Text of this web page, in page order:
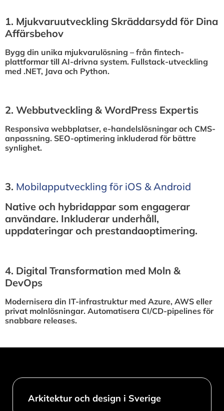
1.⁠ ⁠Mjukvaruutveckling Skräddarsydd för Dina
Affärsbehov
Bygg din unika mjukvarulösning – från fintech-
plattformar till AI-drivna system. Fullstack-utveckling
med .NET, Java och Python.
2.⁠ ⁠Webbutveckling & WordPress Expertis
Responsiva webbplatser, e-handelslösningar och CMS-
anpassning. SEO-optimering inkluderad för bättre
synlighet.
3.⁠ ⁠Mobilapputveckling för iOS & Android
Native och hybridappar som engagerar
användare. Inkluderar underhåll,
uppdateringar och prestandaoptimering.
4.⁠ ⁠Digital Transformation med Moln &
DevOps
Modernisera din IT-infrastruktur med Azure, AWS eller
privat molnlösningar. Automatisera CI/CD-pipelines för
snabbare releases.
Arkitektur och design i Sverige​